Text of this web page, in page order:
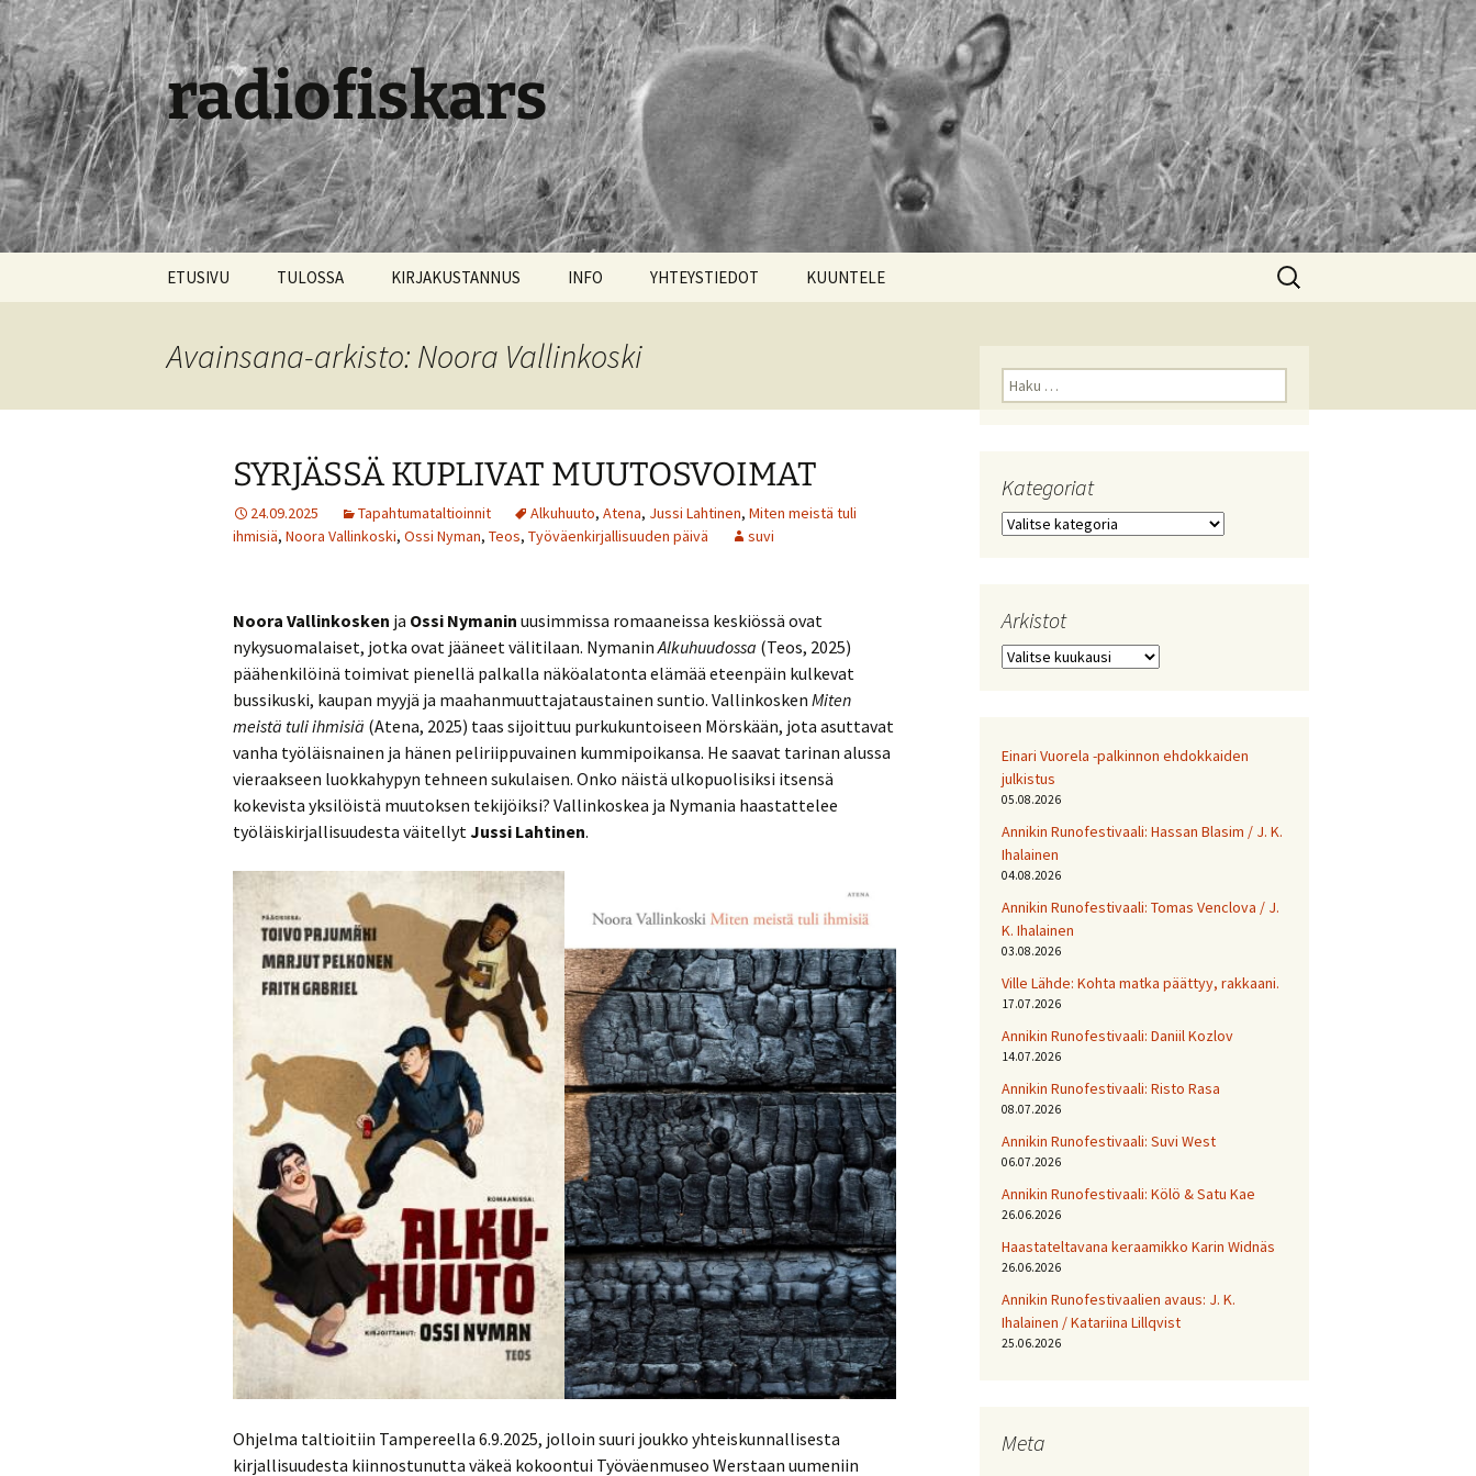
radiofiskars
ETUSIVU TULOSSA KIRJAKUSTANNUS INFO YHTEYSTIEDOT KUUNTELE
Haku:
Avainsana-arkisto: Noora Vallinkoski
SYRJÄSSÄ KUPLIVAT MUUTOSVOIMAT
24.09.2025 Tapahtumataltioinnit Alkuhuuto, Atena, Jussi Lahtinen, Miten meistä tuli
ihmisiä, Noora Vallinkoski, Ossi Nyman, Teos, Työväenkirjallisuuden päivä suvi
Noora Vallinkosken ja Ossi Nymanin uusimmissa romaaneissa keskiössä ovat
nykysuomalaiset, jotka ovat jääneet välitilaan. NymaninAlkuhuudossa (Teos, 2025)
päähenkilöinä toimivat pienellä palkalla näköalatonta elämää eteenpäin kulkevat
bussikuski, kaupan myyjä ja maahanmuuttajataustainen suntio. Vallinkosken Miten
meistä tuli ihmisiä (Atena, 2025) taas sijoittuu purkukuntoiseen Mörskään, jota asuttavat
vanha työläisnainen ja hänen peliriippuvainen kummipoikansa. He saavat tarinan alussa
vieraakseen luokkahypyn tehneen sukulaisen. Onko näistä ulkopuolisiksi itsensä
kokevista yksilöistä muutoksen tekijöiksi? Vallinkoskea ja Nymania haastattelee
työläiskirjallisuudesta väitellytJussi Lahtinen.
Ohjelma taltioitiin Tampereella 6.9.2025, jolloin suuri joukko yhteiskunnallisesta
kirjallisuudesta kiinnostunutta väkeä kokoontui Työväenmuseo Werstaan uumeniin
Haku:
Kategoriat
Kategoriat
Arkistot
Arkistot
Einari Vuorela -palkinnon ehdokkaiden
julkistus
05.08.2026
Annikin Runofestivaali: Has­san Bla­sim / J. K.
Ihalainen
04.08.2026
Annikin Runofestivaali: Tomas Venclova / J.
K. Ihalainen
03.08.2026
Ville Lähde: Kohta matka päättyy, rakkaani.
17.07.2026
Annikin Runofestivaali: Daniil Kozlov
14.07.2026
Annikin Runofestivaali: Risto Rasa
08.07.2026
Annikin Runofestivaali: Suvi West
06.07.2026
Annikin Runofestivaali: Kölö & Satu Kae
26.06.2026
Haastateltavana keraamikko Karin Widnäs
26.06.2026
Annikin Runofestivaalien avaus: J. K.
Ihalainen / Katariina Lillqvist
25.06.2026
Meta